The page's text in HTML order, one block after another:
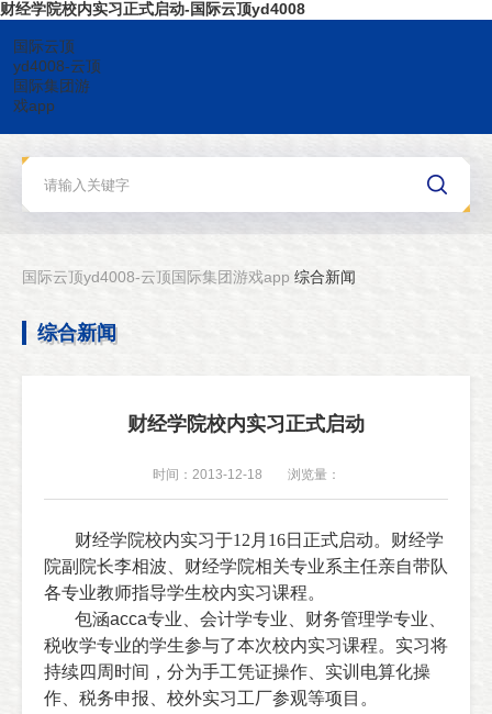
财经学院校内实习正式启动-国际云顶yd4008
国际云顶
yd4008-云顶
国际集团游
戏app
国际云顶yd4008-云顶国际集团游戏app 综合新闻
综合新闻
财经学院校内实习正式启动
时间：2013-12-18 浏览量：
财经学院校内实习于12月16日正式启动。财经学
院副院长李相波、财经学院相关专业系主任亲自带队
各专业教师指导学生校内实习课程。
包涵acca专业、会计学专业、财务管理学专业、
税收学专业的学生参与了本次校内实习课程。实习将
持续四周时间，分为手工凭证操作、实训电算化操
作、税务申报、校外实习工厂参观等项目。